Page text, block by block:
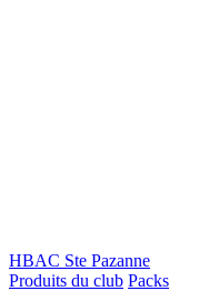
HBAC Ste Pazanne
Produits du club Packs